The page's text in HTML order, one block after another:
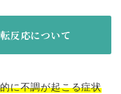
反応について
に不調が起こる症状